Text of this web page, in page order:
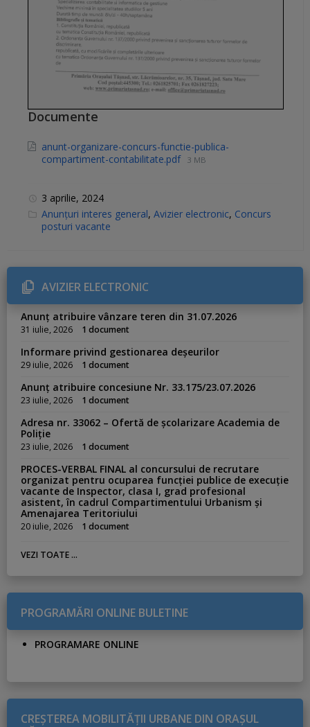
Documente
anunt-organizare-concurs-functie-publica-
compartiment-contabilitate.pdf 3 MB
3 aprilie, 2024
C
a
t
r
e
Anunțuri interes general, Avizier electronic, Concurs
posturi vacante
AVIZIER ELECTRONIC
Anunț atribuire vânzare teren din 31.07.2026
31 iulie, 2026 1 document
Informare privind gestionarea deșeurilor
29 iulie, 2026 1 document
Anunț atribuire concesiune Nr. 33.175/23.07.2026
23 iulie, 2026 1 document
Adresa nr. 33062 – Ofertă de școlarizare Academia de
Poliție
23 iulie, 2026 1 document
PROCES-VERBAL FINAL al concursului de recrutare
organizat pentru ocuparea funcției publice de execuție
vacante de Inspector, clasa I, grad profesional
asistent, în cadrul Compartimentului Urbanism și
Amenajarea Teritoriului
20 iulie, 2026 1 document
VEZI TOATE ...
PROGRAMĂRI ONLINE BULETINE
PROGRAMARE ONLINE
CREŞTEREA MOBILITĂŢII URBANE DIN ORAŞUL